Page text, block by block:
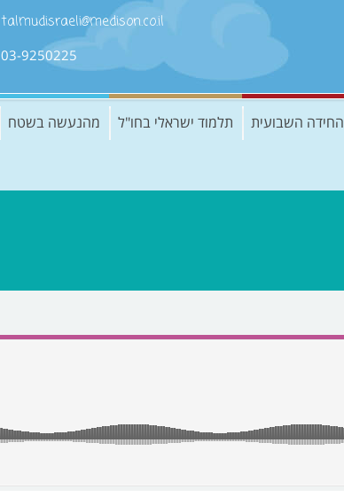
talmudisraeli@medison.co.il
03-9250225
החידה השבועית תלמוד ישראלי בחו"ל מהנעשה בשטח